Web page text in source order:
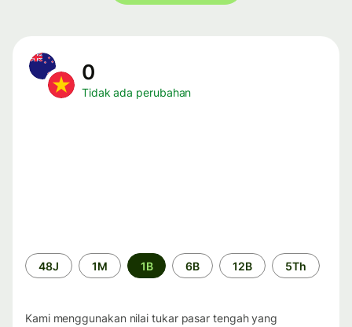
0
Tidak ada perubahan
Periode
waktu
48J 1M 1B 6B 12B 5Th
Kami menggunakan nilai tukar pasar tengah yang